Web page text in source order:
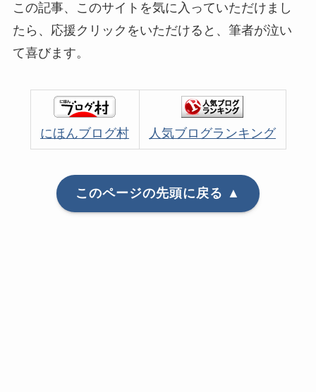
この記事、このサイトを気に入っていただけまし
たら、応援クリックをいただけると、筆者が泣い
て喜びます。
にほんブログ村 人気ブログランキング
このページの先頭に戻る ▲